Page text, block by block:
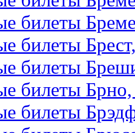
билеты
билеты
билеты
билеты
билеты